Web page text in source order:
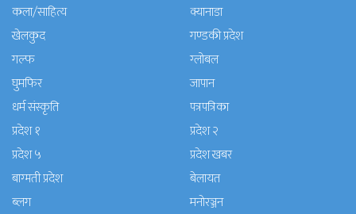
कला/साहित्य
क्यानाडा
खेलकुद
गण्डकी प्रदेश
गल्फ
ग्लोबल
घुमफिर
जापान
धर्म संस्कृति
पत्रपत्रिका
प्रदेश १
प्रदेश २
प्रदेश ५
प्रदेश खबर
बाग्मती प्रदेश
बेलायत
ब्लग
मनाेरञ्जन